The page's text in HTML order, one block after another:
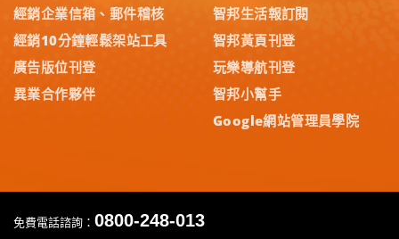
經銷企業信箱、郵件稽核
經銷10分鐘輕鬆架站工具
廣告版位刊登
異業合作夥伴
智邦生活報訂閱
智邦黃頁刊登
玩樂導航刊登
智邦小幫手
Google網站管理員學院
免費電話諮詢： 0800-248-013